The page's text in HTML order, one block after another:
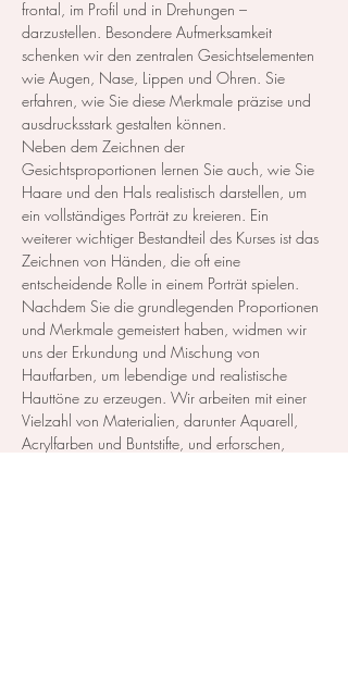
frontal, im Profil und in Drehungen –
darzustellen. Besondere Aufmerksamkeit
schenken wir den zentralen Gesichtselementen
wie Augen, Nase, Lippen und Ohren. Sie
erfahren, wie Sie diese Merkmale präzise und
ausdrucksstark gestalten können.
Neben dem Zeichnen der
Gesichtsproportionen lernen Sie auch, wie Sie
Haare und den Hals realistisch darstellen, um
ein vollständiges Porträt zu kreieren. Ein
weiterer wichtiger Bestandteil des Kurses ist das
Zeichnen von Händen, die oft eine
entscheidende Rolle in einem Porträt spielen.
Nachdem Sie die grundlegenden Proportionen
und Merkmale gemeistert haben, widmen wir
uns der Erkundung und Mischung von
Hautfarben, um lebendige und realistische
Hauttöne zu erzeugen. Wir arbeiten mit einer
Vielzahl von Materialien, darunter Aquarell,
Acrylfarben und Buntstifte, und erforschen,